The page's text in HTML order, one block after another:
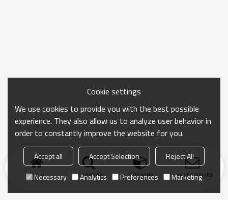
Inicio búsqueda categoría Enviar consulta
Cookie settings
We use cookies to provide you with the best possible
experience. They also allow us to analyze user behavior in
order to constantly improve the website for you.
Accept all Accept Selection
Reject All
Necessary
Analytics Preferences Marketing